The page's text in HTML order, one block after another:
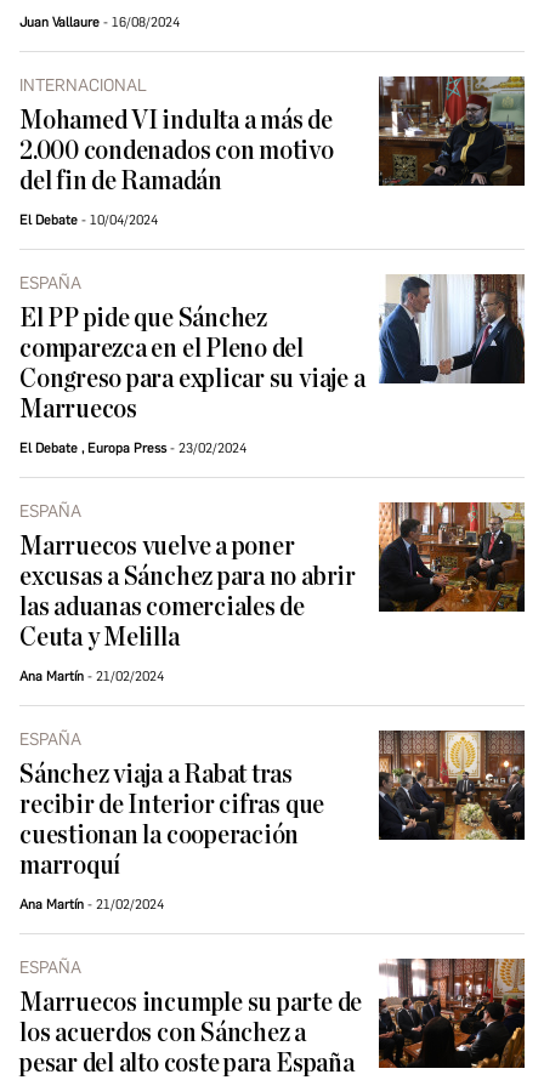
Juan Vallaure 16/08/2024
INTERNACIONAL
Mohamed VI indulta a más de
2.000 condenados con motivo
del fin de Ramadán
El Debate 10/04/2024
ESPAÑA
El PP pide que Sánchez
comparezca en el Pleno del
Congreso para explicar su viaje a
Marruecos
El Debate , Europa Press 23/02/2024
ESPAÑA
Marruecos vuelve a poner
excusas a Sánchez para no abrir
las aduanas comerciales de
Ceuta y Melilla
Ana Martín 21/02/2024
ESPAÑA
Sánchez viaja a Rabat tras
recibir de Interior cifras que
cuestionan la cooperación
marroquí
Ana Martín 21/02/2024
ESPAÑA
Marruecos incumple su parte de
los acuerdos con Sánchez a
pesar del alto coste para España